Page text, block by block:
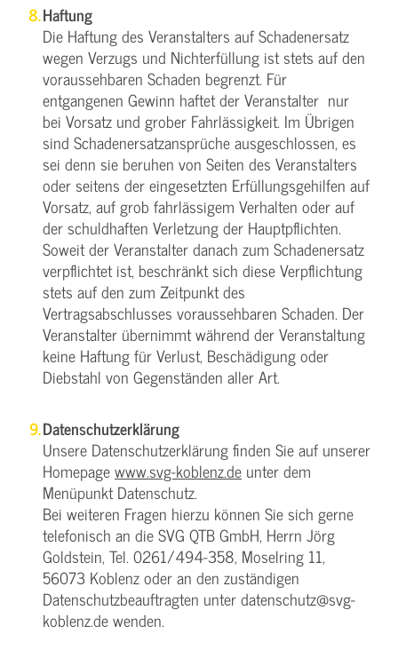
Haftung
Die Haftung des Veranstalters auf Schadenersatz
wegen Verzugs und Nichterfüllung ist stets auf den
voraussehbaren Schaden begrenzt. Für
entgangenen Gewinn haftet der Veranstalter nur
bei Vorsatz und grober Fahrlässigkeit. Im Übrigen
sind Schadenersatzansprüche ausgeschlossen, es
sei denn sie beruhen von Seiten des Veranstalters
oder seitens der eingesetzten Erfüllungsgehilfen auf
Vorsatz, auf grob fahrlässigem Verhalten oder auf
der schuldhaften Verletzung der Hauptpflichten.
Soweit der Veranstalter danach zum Schadenersatz
verpflichtet ist, beschränkt sich diese Verpflichtung
stets auf den zum Zeitpunkt des
Vertragsabschlusses voraussehbaren Schaden. Der
Veranstalter übernimmt während der Veranstaltung
keine Haftung für Verlust, Beschädigung oder
Diebstahl von Gegenständen aller Art.
Datenschutzerklärung
Unsere Datenschutzerklärung finden Sie auf unserer
Homepagewww.svg-koblenz.de unter dem
Menüpunkt Datenschutz.
Bei weiteren Fragen hierzu können Sie sich gerne
telefonisch an die SVG QTB GmbH, Herrn Jörg
Goldstein, Tel. 0261/494-358, Moselring 11,
56073 Koblenz oder an den zuständigen
Datenschutzbeauftragten unter datenschutz@svg-
koblenz.de wenden.